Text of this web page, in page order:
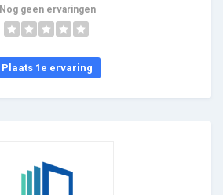
Nog geen ervaringen
Plaats 1e ervaring